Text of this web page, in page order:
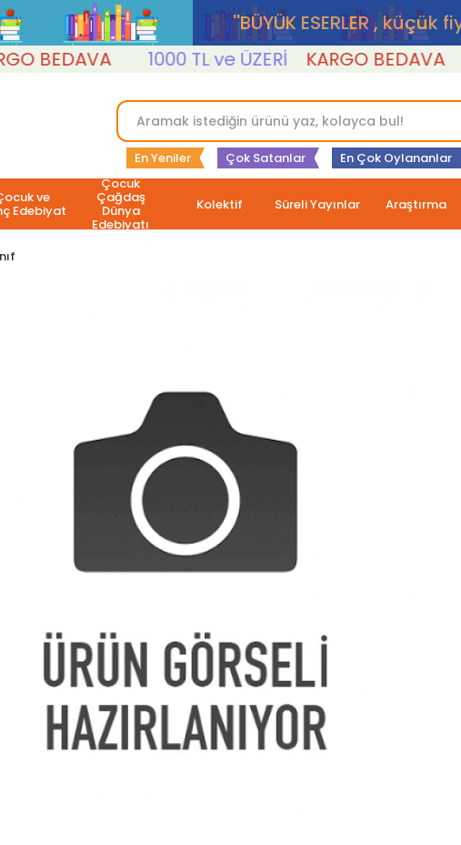
''BÜYÜK ESERLER , küçük
BEDAVA 1000 TL ve ÜZERİ KARGO BEDAVA
En Yeniler Çok Satanlar En Çok Oylananlar
ve
Edebiyat
Çocuk
Çağdaş
Dünya
Edebiyatı
Kolektif Süreli Yayınlar Araştırma